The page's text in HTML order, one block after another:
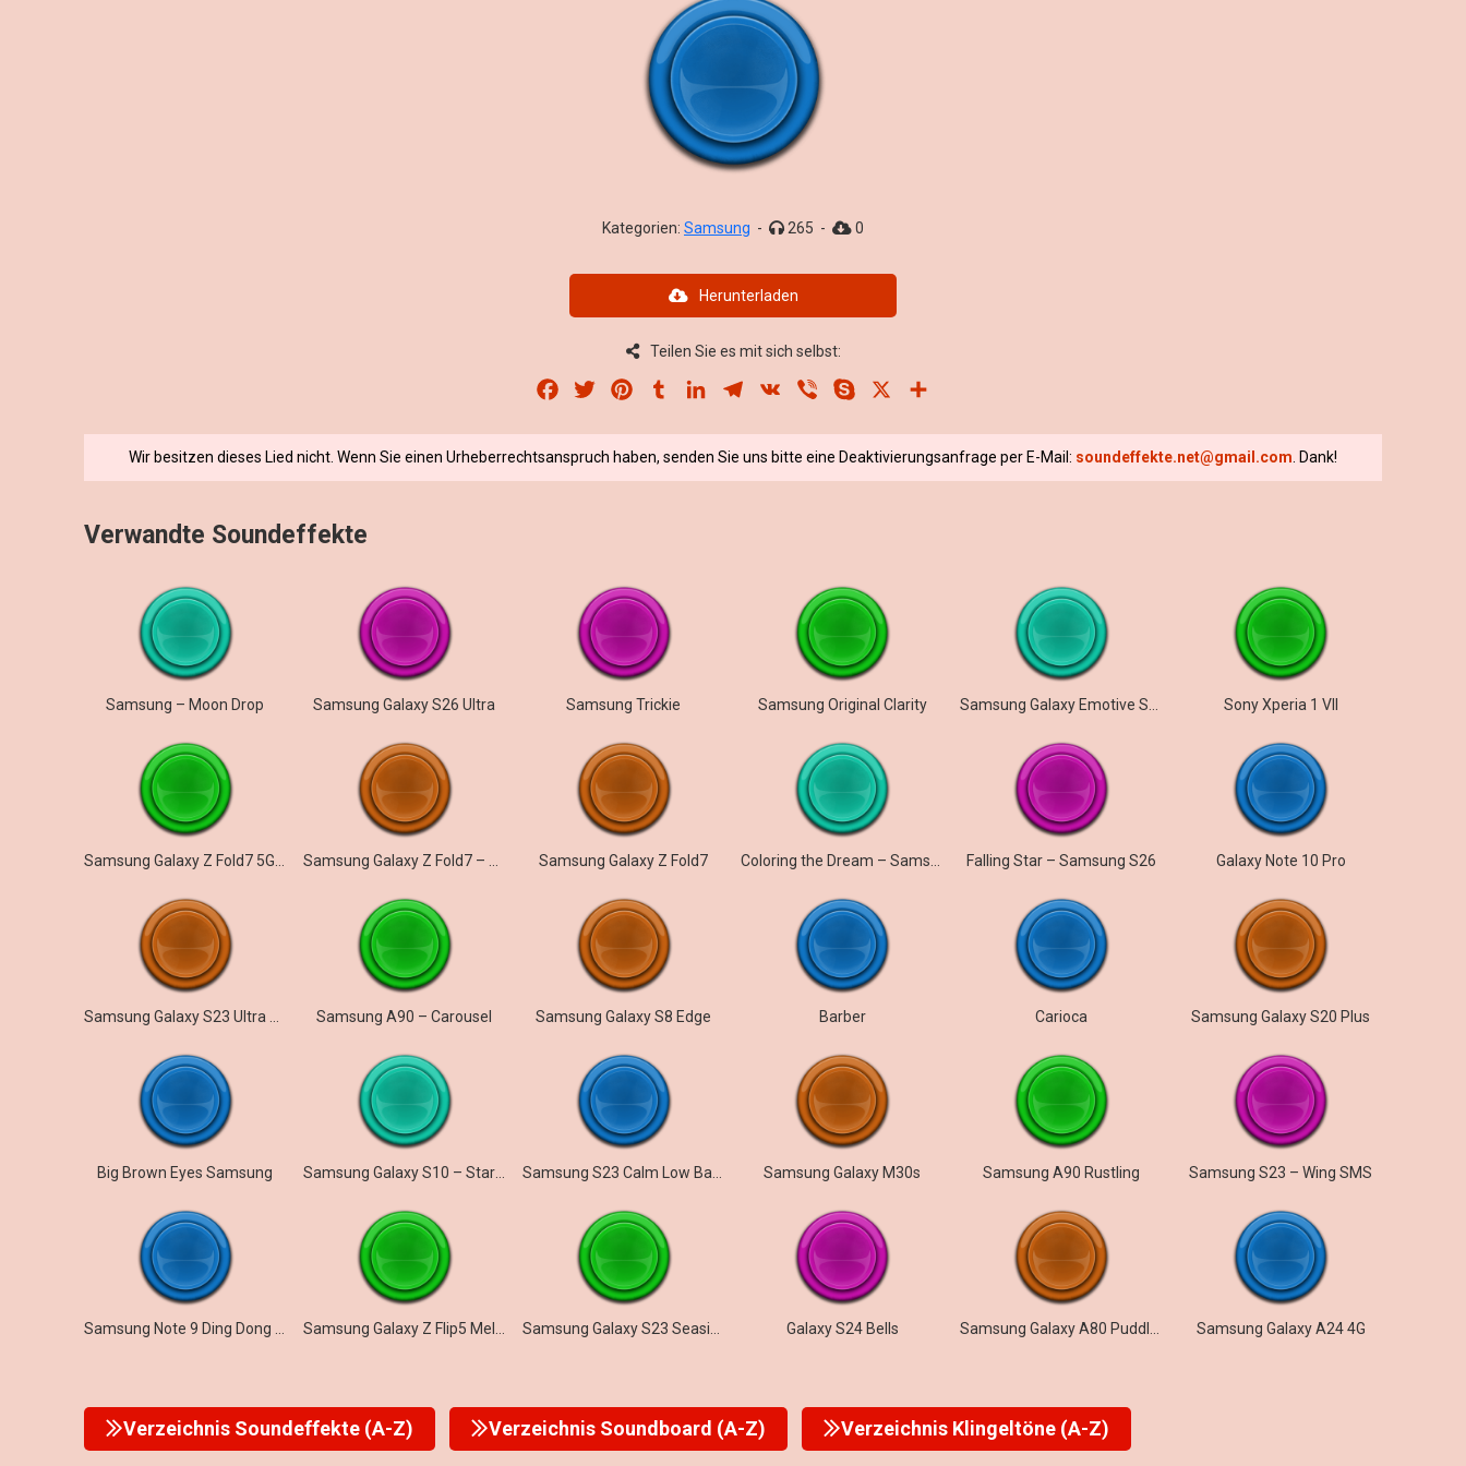
Kategorien: Samsung - 265 - 0
Herunterladen
Teilen Sie es mit sich selbst:
Facebook
Twitter PinterestTumblrLinkedInTelegram
VK Viber Skype
Wir besitzen dieses Lied nicht. Wenn Sie einen Urheberrechtsanspruch haben, senden Sie uns bitte eine Deaktivierungsanfrage per E-Mail: soundeffekte.net@gmail.com . Dank!
Verwandte Soundeffekte
Samsung – Moon Drop Samsung Galaxy S26 Ultra Samsung Trickie Samsung Original Clarity Sony Xperia 1 VII
Samsung Galaxy Z Fold7 Falling Star – Samsung S26 Galaxy Note 10 Pro
Samsung A90 – Carousel Samsung Galaxy S8 Edge Barber Carioca Samsung Galaxy S20 Plus
Big Brown Eyes Samsung Samsung Galaxy S10 – Starlite Samsung Galaxy M30s Samsung A90 Rustling Samsung S23 – Wing SMS
Galaxy S24 Bells Samsung Galaxy A24 4G
Verzeichnis Soundeffekte (A-Z) Verzeichnis Soundboard (A-Z) Verzeichnis Klingeltöne (A-Z)